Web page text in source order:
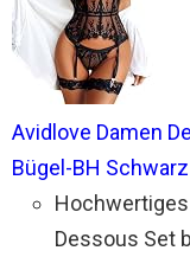
Avidlove Damen
Bügel-BH
Dessous Set